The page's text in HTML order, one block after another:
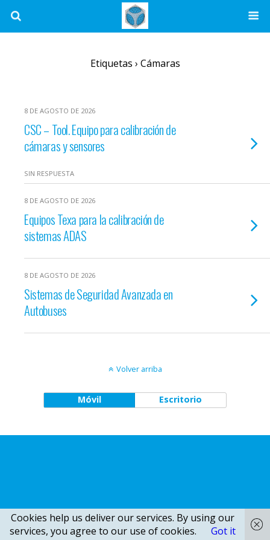
Etiquetas › Cámaras
8 DE AGOSTO DE 2026
CSC – Tool. Equipo para calibración de
cámaras y sensores
SIN RESPUESTA
8 DE AGOSTO DE 2026
Equipos Texa para la calibración de
sistemas ADAS
8 DE AGOSTO DE 2026
Sistemas de Seguridad Avanzada en
Autobuses
Volver arriba
Móvil Escritorio
Cookies help us deliver our services. By using our
services, you agree to our use of cookies.
Got it